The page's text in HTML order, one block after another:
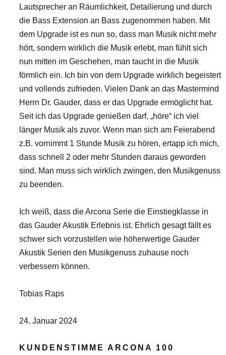
Lautsprecher an Räumlichkeit, Detailierung und durch
die Bass Extension an Bass zugenommen haben. Mit
dem Upgrade ist es nun so, dass man Musik nicht mehr
hört, sondern wirklich die Musik erlebt, man fühlt sich
nun mitten im Geschehen, man taucht in die Musik
förmlich ein. Ich bin von dem Upgrade wirklich begeistert
und vollends zufrieden. Vielen Dank an das Mastermind
Herrn Dr. Gauder, dass er das Upgrade ermöglicht hat.
Seit ich das Upgrade genießen darf, „höre“ ich viel
länger Musik als zuvor. Wenn man sich am Feierabend
z.B. vornimmt 1 Stunde Musik zu hören, ertapp ich mich,
dass schnell 2 oder mehr Stunden daraus geworden
sind. Man muss sich wirklich zwingen, den Musikgenuss
zu beenden.
Ich weiß, dass die Arcona Serie die Einstiegklasse in
das Gauder Akustik Erlebnis ist. Ehrlich gesagt fällt es
schwer sich vorzustellen wie höherwertige Gauder
Akustik Serien den Musikgenuss zuhause noch
verbessern können.
Tobias Raps
24. Januar 2024
KUNDENSTIMME ARCONA 100